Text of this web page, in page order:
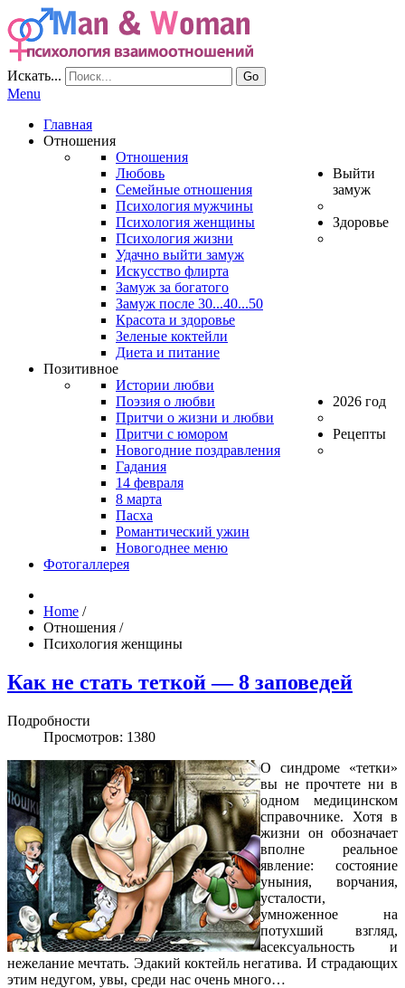
Искать... Go
Menu
Главная
Отношения
Отношения
Любовь
Семейные отношения
Психология мужчины
Психология женщины
Психология жизни
Выйти
замуж
Удачно выйти замуж
Искусство флирта
Замуж за богатого
Замуж после 30...40...50
Здоровье
Красота и здоровье
Зеленые коктейли
Диета и питание
Позитивное
Истории любви
Поэзия о любви
Притчи о жизни и любви
Притчи с юмором
2026 год
Новогодние поздравления
Гадания
14 февраля
8 марта
Рецепты
Пасха
Романтический ужин
Новогоднее меню
Фотогаллерея
Home /
Отношения /
Психология женщины
Как не стать теткой — 8 заповедей
Подробности
Просмотров: 1380
О синдроме «тетки»
вы не прочтете ни в
одном медицинском
справочнике. Хотя в
жизни он обозначает
вполне реальное
явление: состояние
уныния, ворчания,
усталости,
умноженное на
потухший взгляд,
асексуальность и
нежелание мечтать. Эдакий коктейль негатива. И страдающих
этим недугом, увы, среди нас очень много…